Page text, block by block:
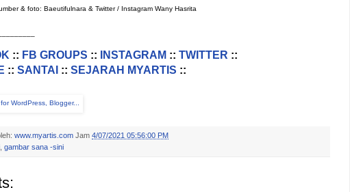
& foto: Baeutifulnara & Twitter / Instagram Wany Hasrita
:: FB GROUPS :: INSTAGRAM :: TWITTER ::
:: SANTAI :: SEJARAH MYARTIS ::
www.myartis.com Jam 4/07/2021 05:56:00 PM
gambar sana -sini